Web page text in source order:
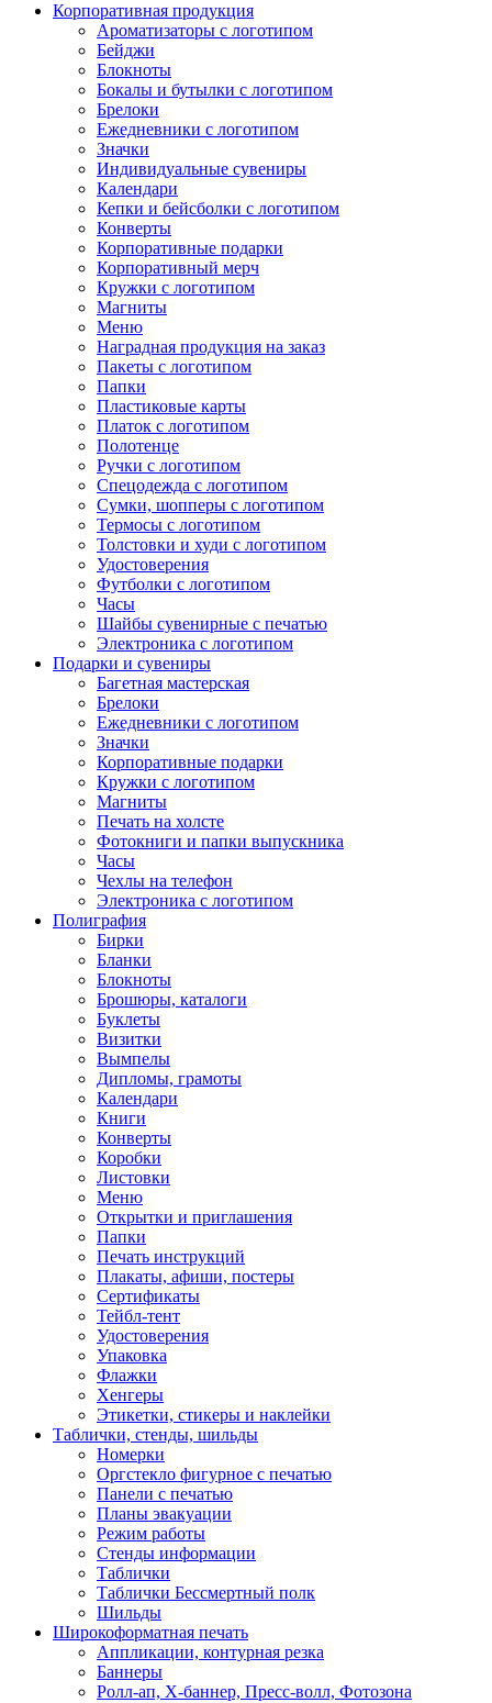
Корпоративная продукция
Ароматизаторы с логотипом
Бейджи
Блокноты
Бокалы и бутылки с логотипом
Брелоки
Ежедневники с логотипом
Значки
Индивидуальные сувениры
Календари
Кепки и бейсболки с логотипом
Конверты
Корпоративные подарки
Корпоративный мерч
Кружки с логотипом
Магниты
Меню
Наградная продукция на заказ
Пакеты с логотипом
Папки
Пластиковые карты
Платок с логотипом
Полотенце
Ручки с логотипом
Спецодежда с логотипом
Сумки, шопперы с логотипом
Термосы с логотипом
Толстовки и худи с логотипом
Удостоверения
Футболки с логотипом
Часы
Шайбы сувенирные с печатью
Электроника с логотипом
Подарки и сувениры
Багетная мастерская
Брелоки
Ежедневники с логотипом
Значки
Корпоративные подарки
Кружки с логотипом
Магниты
Печать на холсте
Фотокниги и папки выпускника
Часы
Чехлы на телефон
Электроника с логотипом
Полиграфия
Бирки
Бланки
Блокноты
Брошюры, каталоги
Буклеты
Визитки
Вымпелы
Дипломы, грамоты
Календари
Книги
Конверты
Коробки
Листовки
Меню
Открытки и приглашения
Папки
Печать инструкций
Плакаты, афиши, постеры
Сертификаты
Тейбл-тент
Удостоверения
Упаковка
Флажки
Хенгеры
Этикетки, стикеры и наклейки
Таблички, стенды, шильды
Номерки
Оргстекло фигурное с печатью
Панели с печатью
Планы эвакуации
Режим работы
Стенды информации
Таблички
Таблички Бессмертный полк
Шильды
Широкоформатная печать
Аппликации, контурная резка
Баннеры
Ролл-ап, X-баннер, Пресс-волл, Фотозона